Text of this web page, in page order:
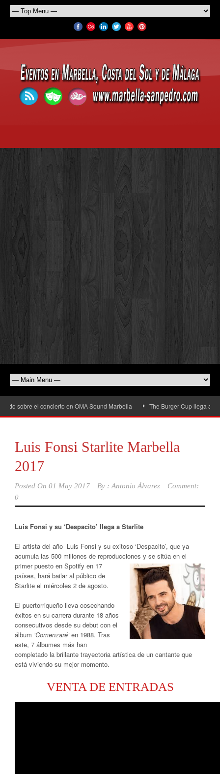
sobre el concierto en OMA Sound Marbella The Burger Cup llega a San
Luis Fonsi Starlite Marbella
2017
Posted On 01 May 2017 By : Antonio Álvarez
Comment:
0
Luis Fonsi y su ‘Despacito’ llega a Starlite
El artista del año Luis Fonsi y su exitoso ‘Despacito’, que ya
acumula las 500 millones de reproducciones y se sitúa en el
primer puesto en Spotify en 17
países, hará bailar al público de
Starlite el miércoles 2 de agosto.
El puertorriqueño lleva cosechando
éxitos en su carrera durante 18 años
consecutivos desde su debut con el
álbum ‘Comenzaré’en 1988. Tras
este, 7 álbumes más han
completado la brillante trayectoria artística de un cantante que
está viviendo su mejor momento.
VENTA DE ENTRADAS